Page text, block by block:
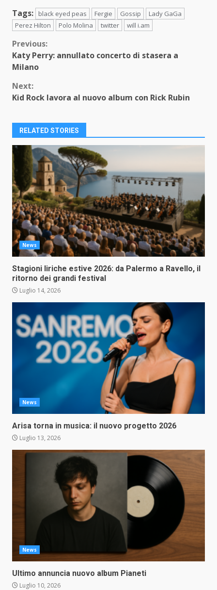
Tags:
black eyed peas Fergie Gossip
Lady GaGa
Perez Hilton
Polo Molina twitter will i.am
Continue
Reading
Previous:
Katy Perry: annullato concerto di stasera a
Milano
Next:
Kid Rock lavora al nuovo album con Rick Rubin
RELATED STORIES
News
Stagioni liriche estive 2026: da Palermo a Ravello, il
ritorno dei grandi festival
Luglio 14, 2026
News
Arisa torna in musica: il nuovo progetto 2026
Luglio 13, 2026
News
Ultimo annuncia nuovo album Pianeti
Luglio 10, 2026